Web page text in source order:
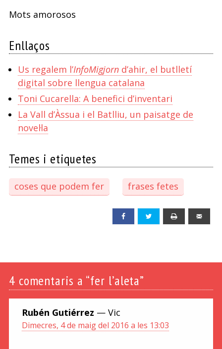
Mots amorosos
Enllaços
Us regalem l’InfoMigjornd’ahir, el butlletí
digital sobre llengua catalana
Toni Cucarella: A benefici d’inventari
La Vall d’Àssua i el Batlliu, un paisatge de
novel·la
Temes i etiquetes
coses que podem fer frases fetes
Facebook Twitter
4 comentaris a “fer l’aleta”
Rubén Gutiérrez — Vic
Dimecres, 4 de maig del 2016 a les 13:03